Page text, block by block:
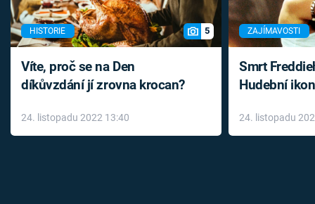
HISTORIE 5
Víte, proč se na Den
díkůvzdání jí zrovna krocan?
24. listopadu 2022 13:40
ZAJÍMAVOSTI
Smrt
Hudební
léky
24. listopadu